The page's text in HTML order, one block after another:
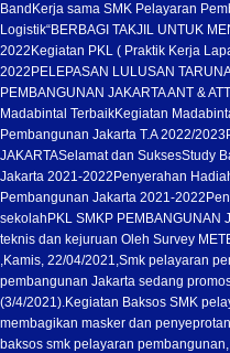
Band Kerja sama SMK Pelayaran
Logistik“BERBAGI TAKJIL UNTUK
2022 Kegiatan PKL ( Praktik Kerja
2022 PELEPASAN LULUSAN
PEMBANGUNAN JAKARTA ANT &
Madabintal TerbaikKegiatan
Pembangunan Jakarta T.A 2022/2023
JAKARTASelamat dan SuksesStudy
Jakarta 2021-2022 Penyerahan
Pembangunan Jakarta 2021-2022
sekolah PKL SMKP PEMBANGUNAN
teknis dan kejuruan Oleh Survey
,Kamis, 22/04/2021,Smk pelayaran
pembangunan Jakarta sedang
(3/4/2021).Kegiatan Baksos SMK
membagikan masker dan
baksos smk pelayaran